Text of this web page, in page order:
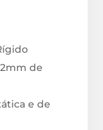
2mm de
e de